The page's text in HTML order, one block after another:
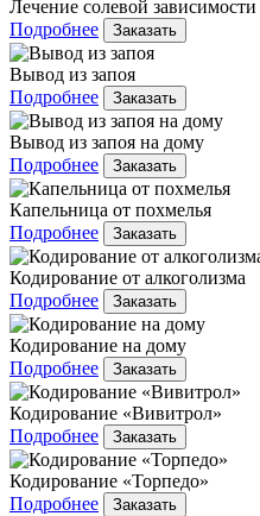
Лечение солевой зависимости
Подробнее
Заказать
Вывод из запоя
Подробнее
Заказать
Вывод из запоя на дому
Подробнее
Заказать
Капельница от похмелья
Подробнее
Заказать
Кодирование от алкоголизма
Подробнее
Заказать
Кодирование на дому
Подробнее
Заказать
Кодирование «Вивитрол»
Подробнее
Заказать
Кодирование «Торпедо»
Подробнее
Заказать